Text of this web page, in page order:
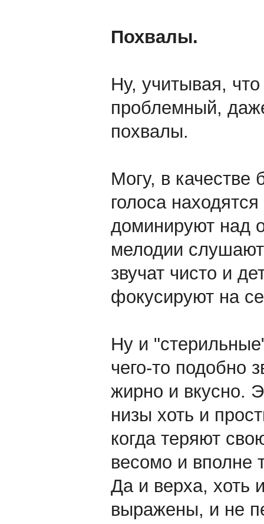
Похвалы.
Ну, учитывая,
проблемный,
похвалы.
Могу, в качестве
голоса
доминируют над
мелодии
звучат чисто и
фокусируют на
Ну и
чего-то подобно
жирно и вкусно.
низы хоть и
когда теряют
весомо и вполне
Да и верха, хоть
выражены, и не